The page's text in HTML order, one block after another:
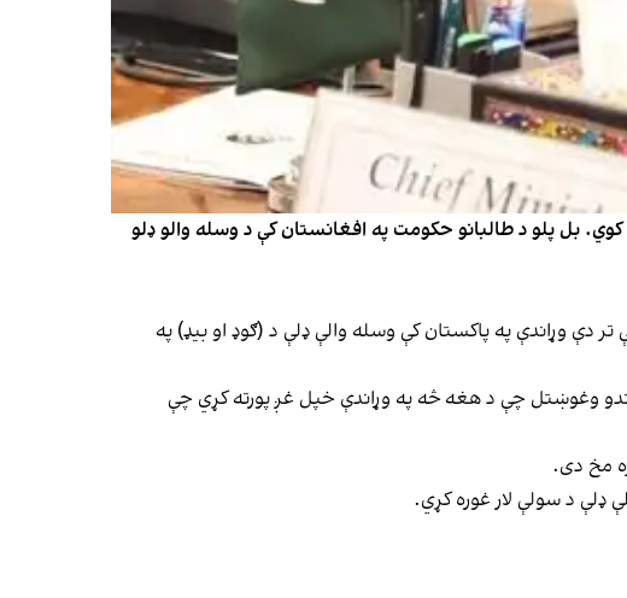
بل پلو د طالبانو حکومت په افغانستان کې د وسله والو ډلو
دې وړاندې په پاکستان کې وسله والې ډلې د (ګوډ او بیډ) په
وغوښتل چې د هغه څه په وړاندې خپل غږ پورته کړي چې
مخ دی.
ډلې د سولې لار غوره کړي.